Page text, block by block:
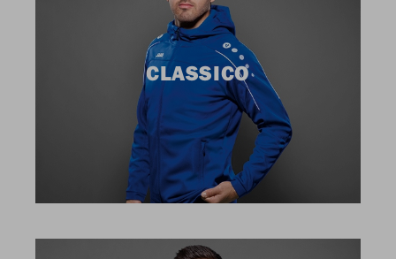
CLASSICO